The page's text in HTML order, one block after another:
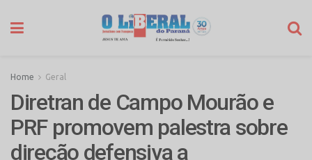
Home Geral
Diretran de Campo Mourão e
PRF promovem palestra sobre
direção defensiva a